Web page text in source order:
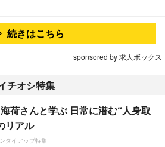
続きはこちら
sponsored by 求人ボックス
チオシ特集
荷さんと学ぶ 日常に潜む“人身取
リアル
タイアップ特集